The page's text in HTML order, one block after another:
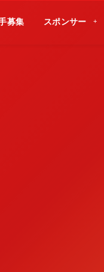
募集 スポンサー